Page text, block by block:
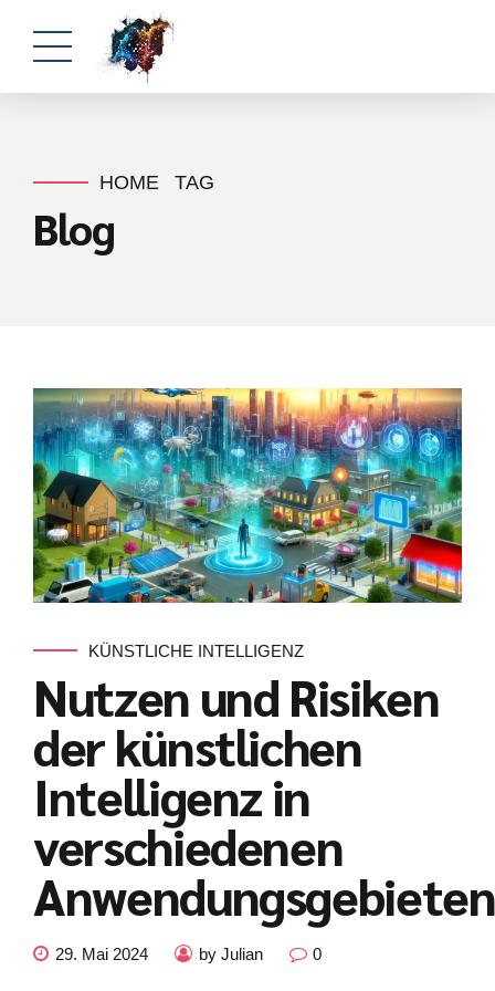
HOME TAG
Blog
KÜNSTLICHE INTELLIGENZ
Nutzen und Risiken
der künstlichen
Intelligenz in
verschiedenen
Anwendungsgebieten
29. Mai 2024 by Julian 0
Kundenbewertungen und Erfahrungen zu
julian-funke.de